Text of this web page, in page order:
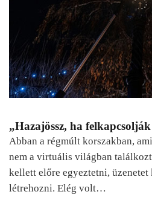
„Hazajössz, ha
Abban a régmúlt korszakban,
nem a virtuális világban
kellett előre egyeztetni,
létrehozni. Elég volt…